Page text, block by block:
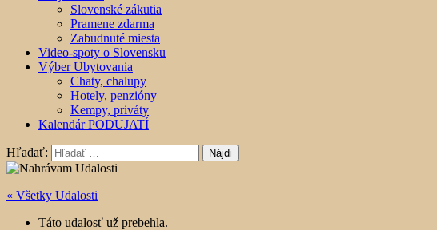
Slovenské zákutia
Pramene zdarma
Zabudnuté miesta
Video-spoty o Slovensku
Výber Ubytovania
Chaty, chalupy
Hotely, penzióny
Kempy, priváty
Kalendár PODUJATÍ
Hľadať:
« Všetky Udalosti
Táto udalosť už prebehla.